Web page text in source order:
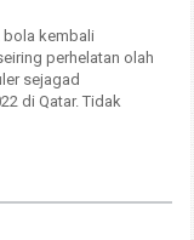
kembali
perhelatan olah
sejagad
di Qatar. Tidak